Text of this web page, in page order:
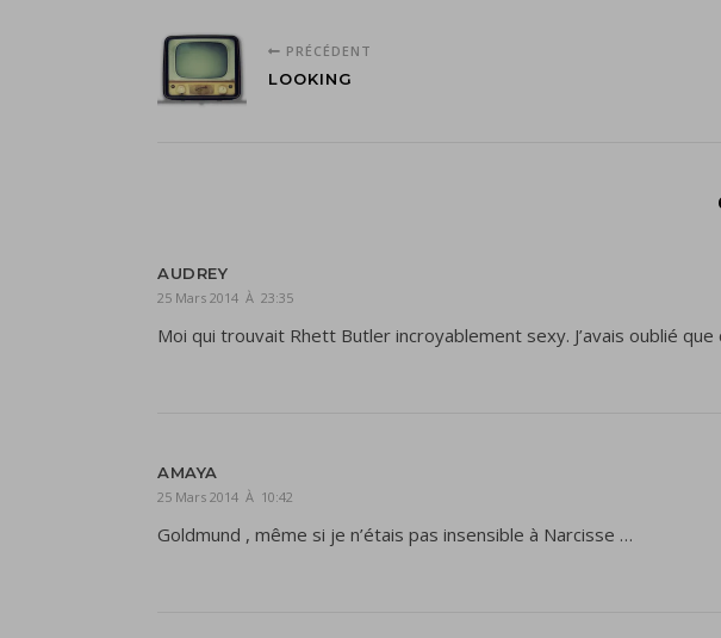
PRÉCÉDENT
LOOKING
AUDREY
25 Mars 2014 À 23:35
Moi qui trouvait Rhett Butler incroyablement sexy. J’avais oublié
AMAYA
25 Mars 2014 À 10:42
Goldmund , même si je n’étais pas insensible à Narcisse …